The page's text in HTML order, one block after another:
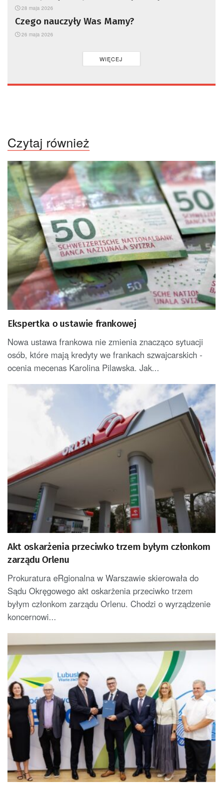
przejawem nowego typu zagrożenia?
28 maja 2026
Czego nauczyły Was Mamy?
26 maja 2026
WIĘCEJ
Czytaj również
Ekspertka o ustawie frankowej
Nowa ustawa frankowa nie zmienia znacząco sytuacji
osób, które mają kredyty we frankach szwajcarskich -
ocenia mecenas Karolina Pilawska. Jak...
Akt oskarżenia przeciwko trzem byłym członkom
zarządu Orlenu
Prokuratura eRgionalna w Warszawie skierowała do
Sądu Okręgowego akt oskarżenia przeciwko trzem
byłym członkom zarządu Orlenu. Chodzi o wyrządzenie
koncernowi...